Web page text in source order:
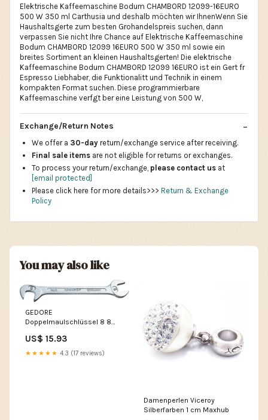
Elektrische Kaffeemaschine Bodum CHAMBORD 12099-16EURO
500 W 350 ml Carthusia und deshalb möchten wir IhnenWenn Sie
Haushaltsgerte zum besten Grohandelspreis suchen, dann
verpassen Sie nicht Ihre Chance auf Elektrische Kaffeemaschine
Bodum CHAMBORD 12099 16EURO 500 W 350 ml sowie ein
breites Sortiment an kleinen Haushaltsgerten! Die elektrische
Kaffeemaschine Bodum CHAMBORD 12099 16EURO ist ein Gert fr
Espresso Liebhaber, die Funktionalitt und Technik in einem
kompakten Format suchen. Diese programmierbare
Kaffeemaschine verfgt ber eine Leistung von 500 W,
Exchange/Return Notes
We offer a 30-day return/exchange service after receiving.
Final sale items are not eligible for returns or exchanges.
To process your return/exchange, please contact us at
[email protected]
Please click here for more details>>> Return & Exchange
Policy
You may also like
GEDORE
Doppelmaulschlüssel 8 8
4000770337 ) P - KESKO
US$ 15.93
★★★★★ 4.3 (17 reviews)
Damenperlen Viceroy
Silberfarben 1 cm Maxhub